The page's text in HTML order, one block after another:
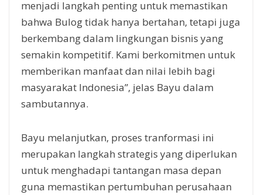
menjadi langkah penting untuk memastikan
bahwa Bulog tidak hanya bertahan, tetapi juga
berkembang dalam lingkungan bisnis yang
semakin kompetitif. Kami berkomitmen untuk
memberikan manfaat dan nilai lebih bagi
masyarakat Indonesia”, jelas Bayu dalam
sambutannya.
Bayu melanjutkan, proses tranformasi ini
merupakan langkah strategis yang diperlukan
untuk menghadapi tantangan masa depan
guna memastikan pertumbuhan perusahaan